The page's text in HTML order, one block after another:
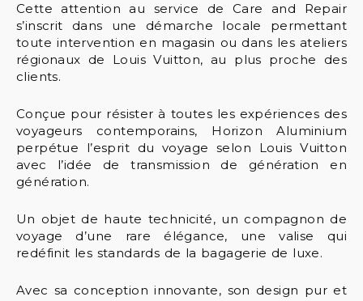
Cette attention au service de Care and Repair
s’inscrit dans une démarche locale permettant
toute intervention en magasin ou dans les ateliers
régionaux de Louis Vuitton, au plus proche des
clients.
Conçue pour résister à toutes les expériences des
voyageurs contemporains, Horizon Aluminium
perpétue l’esprit du voyage selon Louis Vuitton
avec l’idée de transmission de génération en
génération.
Un objet de haute technicité, un compagnon de
voyage d’une rare élégance, une valise qui
redéfinit les standards de la bagagerie de luxe.
Avec sa conception innovante, son design pur et